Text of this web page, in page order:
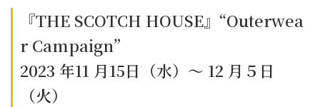
『THE SCOTCH HOUSE』“Outerwea
r Campaign”
2023 年11 月15日（水）～ 12 月５日
（火）